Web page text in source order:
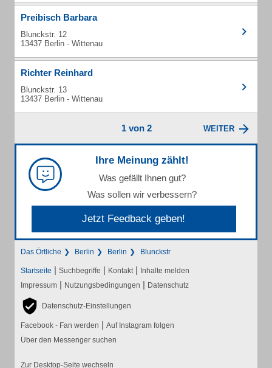
Preibisch Barbara
Blunckstr. 12
13437 Berlin - Wittenau
Richter Reinhard
Blunckstr. 13
13437 Berlin - Wittenau
1 von 2 WEITER
Ihre Meinung zählt!
Was gefällt Ihnen gut?
Was sollen wir verbessern?
Jetzt Feedback geben!
Das Örtliche Berlin Berlin Blunckstr
Startseite | Suchbegriffe | Kontakt | Inhalte melden
Impressum | Nutzungsbedingungen | Datenschutz
Datenschutz-Einstellungen
Facebook - Fan werden | Auf Instagram folgen
Über den Messenger suchen
Zur Desktop-Seite wechseln